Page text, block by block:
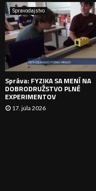
Spravodajstvo
Správa: FYZIKA SA MENÍ NA
DOBRODRUŽSTVO PLNÉ
EXPERIMENTOV
17. júla 2026